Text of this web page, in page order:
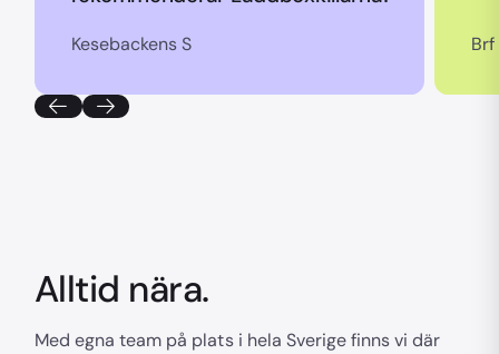
Kesebackens S Brf
Alltid nära.
Med egna team på plats i hela Sverige finns vi där